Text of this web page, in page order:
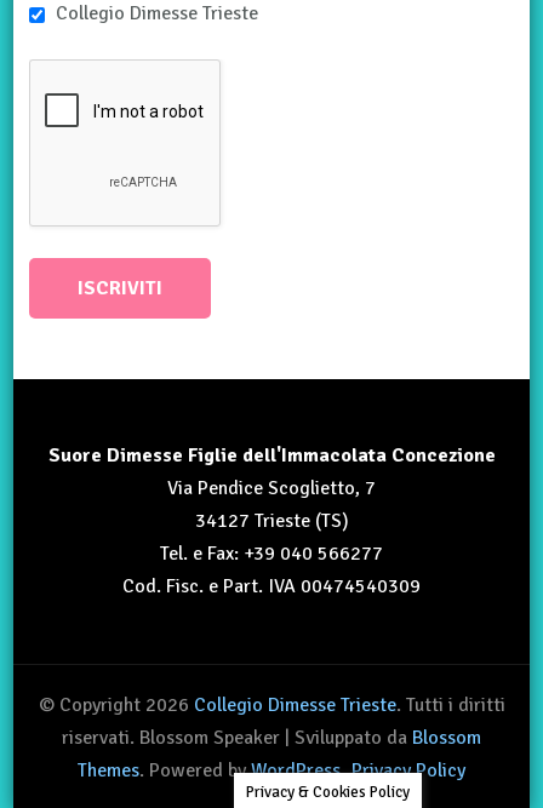
Collegio Dimesse Trieste
Suore Dimesse Figlie dell'Immacolata Concezione
Via Pendice Scoglietto, 7
34127 Trieste (TS)
Tel. e Fax: +39 040 566277
Cod. Fisc. e Part. IVA 00474540309
© Copyright 2026 Collegio Dimesse Trieste. Tutti i diritti
riservati. Blossom Speaker | Sviluppato da Blossom
Themes. Powered byWordPress. Privacy Policy
Privacy & Cookies Policy